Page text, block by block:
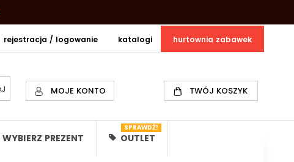
hurtownia zabawek
katalogi
rejestracja / logowanie
MOJE KONTO TWÓJ KOSZYK
WYBIERZ PREZENT OUTLET
SPRAWDŹ!